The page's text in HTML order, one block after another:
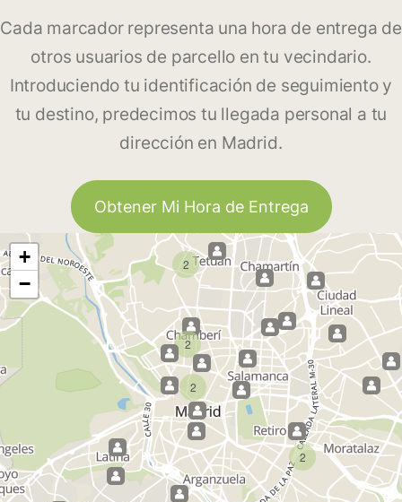
Cada marcador representa una hora de entrega de
otros usuarios de parcello en tu vecindario.
Introduciendo tu identificación de seguimiento y
tu destino, predecimos tu llegada personal a tu
dirección en Madrid.
Obtener Mi Hora de Entrega
2
2
2
2
+
−